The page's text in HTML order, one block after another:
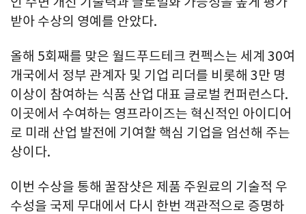
받아 수상의 영예를 안았다.
올해 5회째를 맞은 월드푸드테크 컨펙스는 세계 30여
개국에서 정부 관계자 및 기업 리더를 비롯해 3만 명
이상이 참여하는 식품 산업 대표 글로벌 컨퍼런스다.
이곳에서 수여하는 영프라이즈는 혁신적인 아이디어
로 미래 산업 발전에 기여할 핵심 기업을 엄선해 주는
상이다.
이번 수상을 통해 꿀잠샷은 제품 주원료의 기술적 우
수성을 국제 무대에서 다시 한번 객관적으로 증명하